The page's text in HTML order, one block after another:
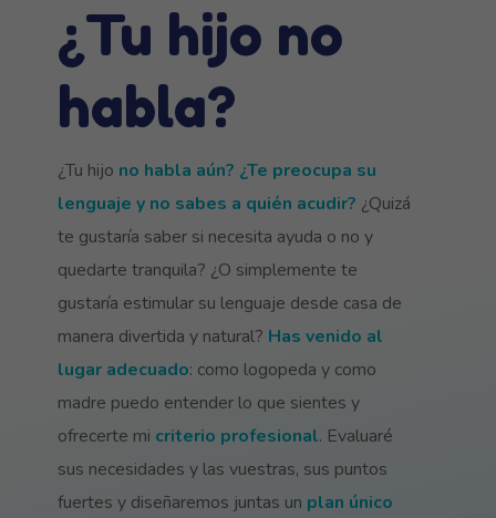
¿Tu hijo no
habla?
¿Tu hijo no habla aún? ¿Te preocupa su
lenguaje y no sabes a quién acudir? ¿Quizá
te gustaría saber si necesita ayuda o no y
quedarte tranquila? ¿O simplemente te
gustaría estimular su lenguaje desde casa de
manera divertida y natural? Has venido al
lugar adecuado: como logopeda y como
madre puedo entender lo que sientes y
ofrecerte mi criterio profesional. Evaluaré
sus necesidades y las vuestras, sus puntos
fuertes y diseñaremos juntas un plan único